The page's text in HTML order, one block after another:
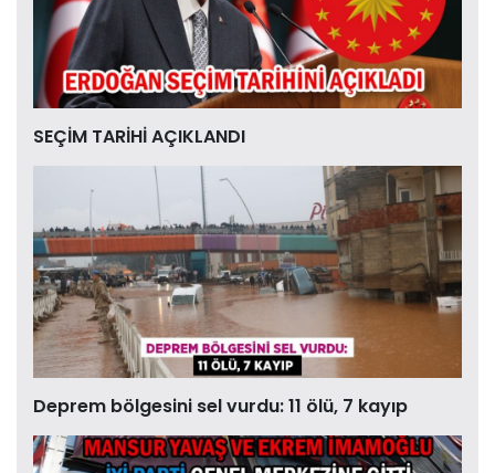
SEÇİM TARİHİ AÇIKLANDI
Deprem bölgesini sel vurdu: 11 ölü, 7 kayıp